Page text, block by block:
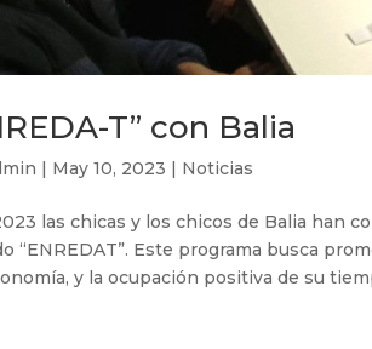
T” con Balia
| May 10, 2023 | Noticias
las chicas y los chicos de Balia han
“ENREDAT”. Este programa busca
y la ocupación positiva de su